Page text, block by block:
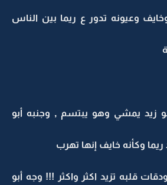
وعيونه تدور ع ريما بين الناس
زيد يمشي وهو يبتسم , وجنبه أبو
وكأنه خايف إنها تهرب
قلبه تزيد اكثر واكثر !!! وجه أبو